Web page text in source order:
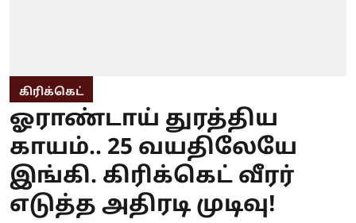
கிரிக்கெட்
ஓராண்டாய் துரத்திய
காயம்.. 25 வயதிலேயே
இங்கி. கிரிக்கெட் வீரர்
எடுத்த அதிரடி முடிவு!